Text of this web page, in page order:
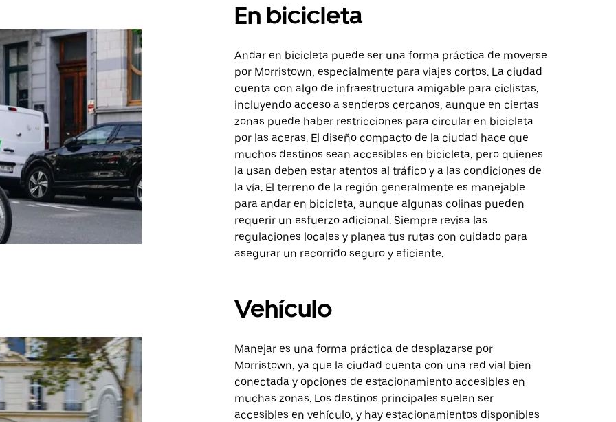
En bicicleta
Andar en bicicleta puede ser una forma práctica de moverse
por Morristown, especialmente para viajes cortos. La ciudad
cuenta con algo de infraestructura amigable para ciclistas,
incluyendo acceso a senderos cercanos, aunque en ciertas
zonas puede haber restricciones para circular en bicicleta
por las aceras. El diseño compacto de la ciudad hace que
muchos destinos sean accesibles en bicicleta, pero quienes
la usan deben estar atentos al tráfico y a las condiciones de
la vía. El terreno de la región generalmente es manejable
para andar en bicicleta, aunque algunas colinas pueden
requerir un esfuerzo adicional. Siempre revisa las
regulaciones locales y planea tus rutas con cuidado para
asegurar un recorrido seguro y eficiente.
Vehículo
Manejar es una forma práctica de desplazarse por
Morristown, ya que la ciudad cuenta con una red vial bien
conectada y opciones de estacionamiento accesibles en
muchas zonas. Los destinos principales suelen ser
accesibles en vehículo, y hay estacionamientos disponibles